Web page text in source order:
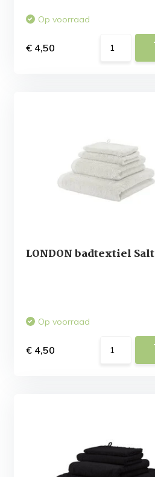
Op voorraad
€ 4,50
LONDON badtextiel Salt
Op voorraad
€ 4,50